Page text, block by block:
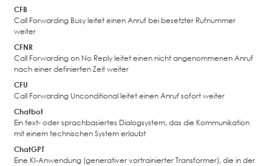
CFB
Call Forwarding Busy leitet einen Anruf bei besetzter Rufnummer
weiter
CFNR
Call Forwarding on No Reply leitet einen nicht angenommenen Anruf
nach einer definierten Zeit weiter
CFU
Call Forwarding Unconditional leitet einen Anruf sofort weiter
Chatbot
Ein text- oder sprachbasiertes Dialogsystem, das die Kommunikation
mit einem technischen System erlaubt
ChatGPT
Eine KI-Anwendung (generativer vortrainierter Transformer), die in der